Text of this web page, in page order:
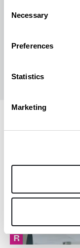
Selection
Necessary
Preferences
Statistics
Marketing
Regulación
R